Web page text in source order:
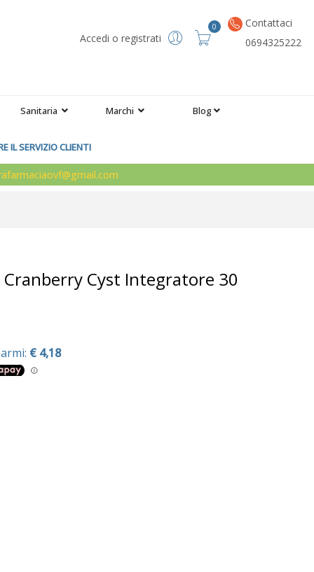
Accedi o registrati
0
Contattaci
0694325222
Sanitaria Marchi Blog
IL SERVIZIO CLIENTI
Cyst Integratore 30
€ 4,18